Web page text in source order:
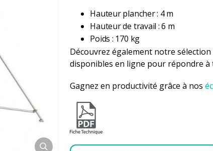
Hauteur plancher : 4 m
Hauteur de travail : 6 m
Poids : 170 kg
Découvrez également notre sélection
disponibles en ligne pour répondre à
Gagnez en productivité grâce à nos